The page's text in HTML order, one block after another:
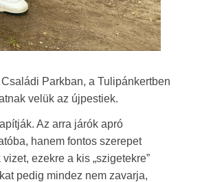
Parkban, a Tulipánkertben
velük az újpestiek.
Az arra járók apró
hanem fontos szerepet
ezekre a kis „szigetekre”
pedig mindez nem zavarja,